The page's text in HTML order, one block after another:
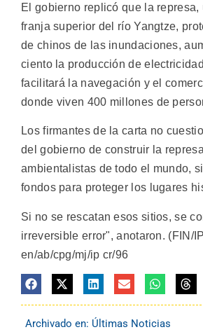
El gobierno replicó que la represa,
franja superior del río Yangtze,
de chinos de las inundaciones,
ciento la producción de
facilitará la navegación y el
donde viven 400 millones de
Los firmantes de la carta no
del gobierno de construir la
ambientalistas de todo el mundo,
fondos para proteger los lugares
Si no se rescatan esos sitios, se
irreversible error", anotaron. (FIN/
en/ab/cpg/mj/ip cr/96
Archivado en: Últimas Noticias